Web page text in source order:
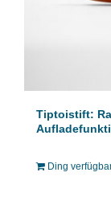
Tiptoistift:
Ding